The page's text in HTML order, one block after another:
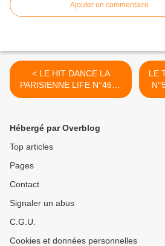
Ajouter un commentaire
< LE HIT DANCE LA
PARISIENNE LIFE N°468 -
28 FÉVRIER 2025
LE
Hébergé par Overblog
Top articles
Pages
Contact
Signaler un abus
C.G.U.
Cookies et données personnelles